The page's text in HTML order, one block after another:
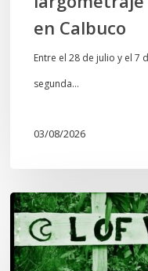
en Calbuco
Entre el 28 de julio y el 7
segunda…
03/08/2026
Lof
Winkül
Küsra